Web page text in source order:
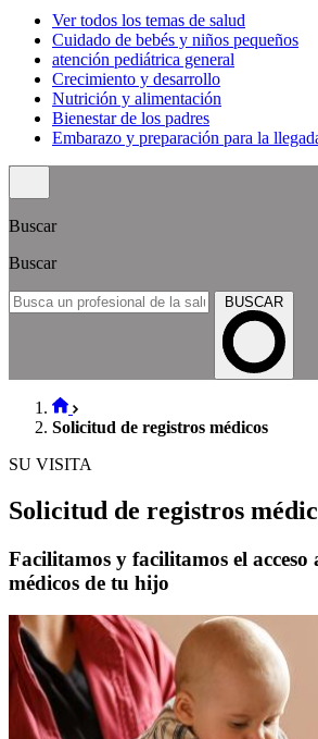
Ver todos los temas de salud
Cuidado de bebés y niños pequeños
atención pediátrica general
Crecimiento y desarrollo
Nutrición y alimentación
Bienestar de los padres
Embarazo y preparación para la
Buscar
Buscar
BUSCAR
Solicitud de registros médicos
SU VISITA
Solicitud de registros
Facilitamos y facilitamos el acceso
médicos de tu hijo